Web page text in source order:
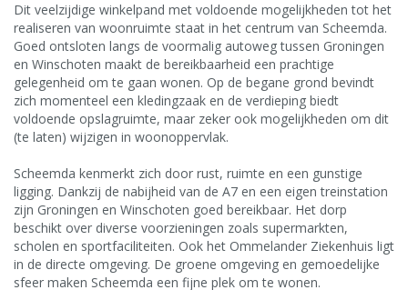
Dit veelzijdige winkelpand met voldoende mogelijkheden tot het
realiseren van woonruimte staat in het centrum van Scheemda.
Goed ontsloten langs de voormalig autoweg tussen Groningen
en Winschoten maakt de bereikbaarheid een prachtige
gelegenheid om te gaan wonen. Op de begane grond bevindt
zich momenteel een kledingzaak en de verdieping biedt
voldoende opslagruimte, maar zeker ook mogelijkheden om dit
(te laten) wijzigen in woonoppervlak.
Scheemda kenmerkt zich door rust, ruimte en een gunstige
ligging. Dankzij de nabijheid van de A7 en een eigen treinstation
zijn Groningen en Winschoten goed bereikbaar. Het dorp
beschikt over diverse voorzieningen zoals supermarkten,
scholen en sportfaciliteiten. Ook het Ommelander Ziekenhuis ligt
in de directe omgeving. De groene omgeving en gemoedelijke
sfeer maken Scheemda een fijne plek om te wonen.